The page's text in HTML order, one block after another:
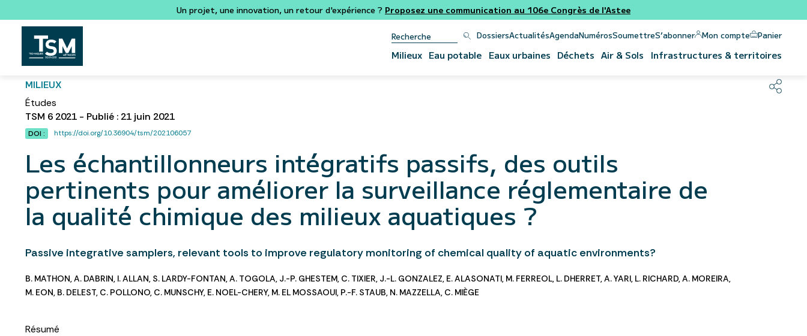
Un projet, une innovation, un retour d'expérience ? Proposez une communication au 106e Congrès de l'Astee
DossiersActualitésAgendaNumérosSoumettreS’abonner Mon compte Panier
Milieux Eau potable Eaux urbaines Déchets Air & Sols Infrastructures & territoires
MILIEUX
Études
TSM 6 2021 - Publié : 21 juin 2021
DOI : https://doi.org/10.36904/tsm/202106057
Les échantillonneurs intégratifs passifs, des outils
pertinents pour améliorer la surveillance réglementaire de
la qualité chimique des milieux aquatiques ?
Passive integrative samplers, relevant tools to improve regulatory monitoring of chemical quality of aquatic environments?
B. MATHON,A. DABRIN, I. ALLAN, S. LARDY-FONTAN,A. TOGOLA, J.-P. GHESTEM, C. TIXIER, J.-L. GONZALEZ, E. ALASONATI, M. FERREOL, L. DHERRET,A. YARI, L. RICHARD,A. MOREIRA,
M. EON, B. DELEST, C. POLLONO, C. MUNSCHY, E. NOEL-CHERY, M. EL MOSSAOUI, P.-F. STAUB, N. MAZZELLA, C. MIÈGE
Résumé